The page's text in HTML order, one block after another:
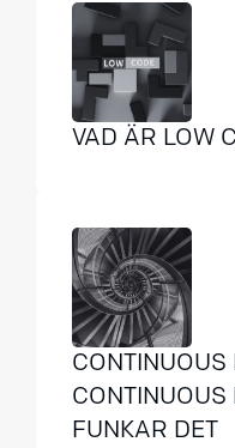
VAD ÄR LOW
CONTINUOUS
CONTINUOUS
FUNKAR DET